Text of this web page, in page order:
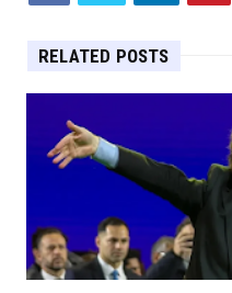
RELATED POSTS